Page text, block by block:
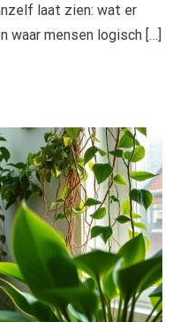
laat zien: wat er
waar mensen logisch […]